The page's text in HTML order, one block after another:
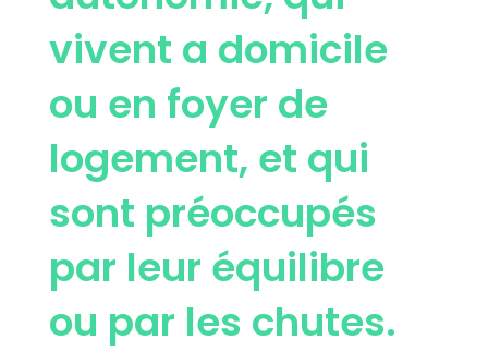
vivent a domicile
ou en foyer de
logement, et qui
sont préoccupés
par leur équilibre
ou par les chutes.